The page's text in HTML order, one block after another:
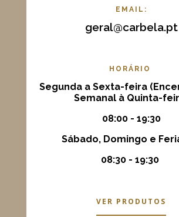
EMAIL:
geral@carbela.pt
HORÁRIO
Segunda a Sexta-feira
Semanal à Quinta-
08:00 - 19:30
Sábado, Domingo e
08:30 - 19:30
VER PRODUTOS